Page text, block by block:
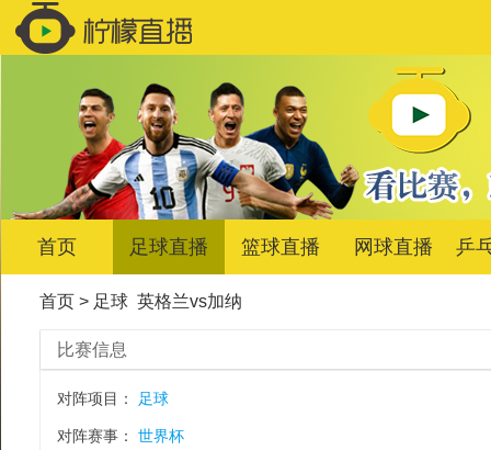
首页 足球直播 篮球直播 网球直播 乒
首页> 足球 英格兰vs加纳
比赛信息
对阵项目： 足球
对阵赛事： 世界杯